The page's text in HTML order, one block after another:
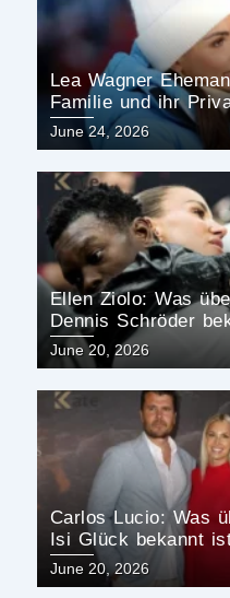
Lea Wagner
Familie und ihr
Posted
on
June 24, 2026
Ellen Ziolo: Was
Dennis Schröder
Posted
on
June 20, 2026
Carlos Lucio: Was
Isi Glück bekannt
Posted
on
June 20, 2026